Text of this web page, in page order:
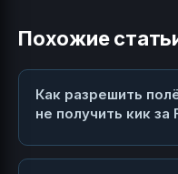
Похожие
Как разрешить
не получить кик за